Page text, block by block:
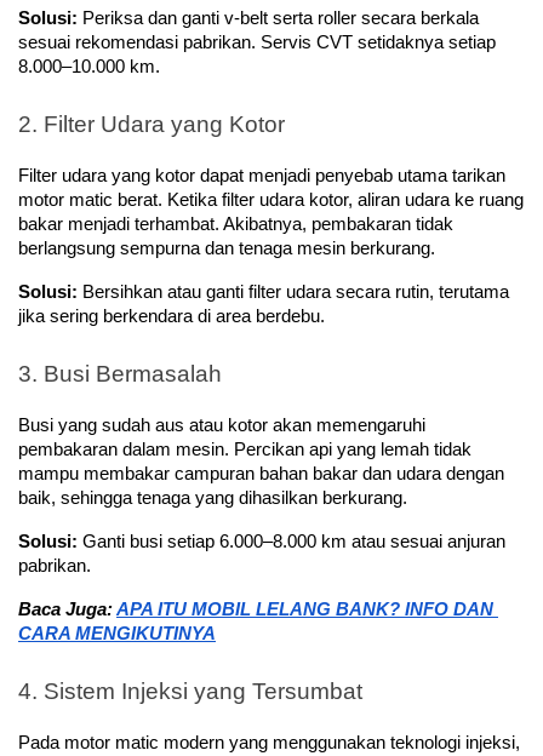
Solusi: Periksa dan ganti v-belt serta roller secara berkala
sesuai rekomendasi pabrikan. Servis CVT setidaknya setiap
8.000–10.000 km.
2. Filter Udara yang Kotor
Filter udara yang kotor dapat menjadi penyebab utama tarikan
motor matic berat. Ketika filter udara kotor, aliran udara ke ruang
bakar menjadi terhambat. Akibatnya, pembakaran tidak
berlangsung sempurna dan tenaga mesin berkurang.
Solusi: Bersihkan atau ganti filter udara secara rutin, terutama
jika sering berkendara di area berdebu.
3. Busi Bermasalah
Busi yang sudah aus atau kotor akan memengaruhi
pembakaran dalam mesin. Percikan api yang lemah tidak
mampu membakar campuran bahan bakar dan udara dengan
baik, sehingga tenaga yang dihasilkan berkurang.
Solusi: Ganti busi setiap 6.000–8.000 km atau sesuai anjuran
pabrikan.
Baca Juga: APA ITU MOBIL LELANG BANK? INFO DAN
CARA MENGIKUTINYA
4. Sistem Injeksi yang Tersumbat
Pada motor matic modern yang menggunakan teknologi injeksi,